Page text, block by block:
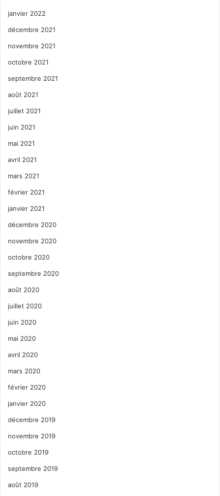
janvier 2022
décembre 2021
novembre 2021
octobre 2021
septembre 2021
août 2021
juillet 2021
juin 2021
mai 2021
avril 2021
mars 2021
février 2021
janvier 2021
décembre 2020
novembre 2020
octobre 2020
septembre 2020
août 2020
juillet 2020
juin 2020
mai 2020
avril 2020
mars 2020
février 2020
janvier 2020
décembre 2019
novembre 2019
octobre 2019
septembre 2019
août 2019